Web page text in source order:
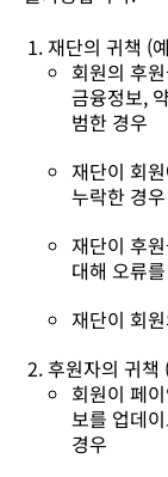
재단의 귀책 (
회원의 후
금융정보,
범한 경우
재단이 회
누락한 경우
재단이 후
대해 오류
재단이 회
후원자의 귀책
회원이 페
보를 업데
경우